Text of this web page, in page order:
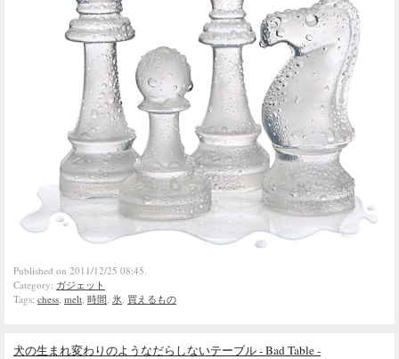
Published on 2011/12/25 08:45.
Category: ガジェット
Tags: chess melt 時間 氷 買えるもの
犬の生まれ変わりのようなだらしないテーブル - Bad Table -